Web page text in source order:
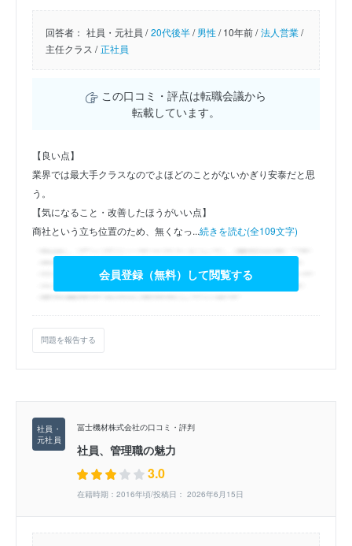
回答者： 社員・元社員 / 20代後半/男性/10年前 / 法人営業/
主任クラス / 正社員
この口コミ・評点は転職会議から
転載しています。
【良い点】
業界では最大手クラスなのでよほどのことがないかぎり安泰だと思
う。
【気になること・改善したほうがいい点】
商社という立ち位置のため、無くなっ...続きを読む(全109文字)
会員登録（無料）して閲覧する
問題を報告する
冨士機材株式会社の口コミ・評判
社員、管理職の魅力
3.0
在籍時期：2016年頃/投稿日： 2026年6月15日